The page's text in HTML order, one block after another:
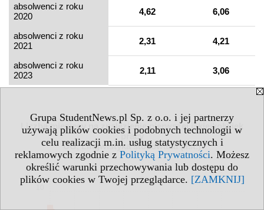
Grupa StudentNews.pl Sp. z o.o. i jej partnerzy
używają plików cookies i podobnych technologii w
celu realizacji m.in. usług statystycznych i
reklamowych zgodnie z Polityką Prywatności. Możesz
określić warunki przechowywania lub dostępu do
plików cookies w Twojej przeglądarce. [ZAMKNIJ]
absolwenci z roku
2020
4,62 6,06
absolwenci z roku
2021
2,31 4,21
absolwenci z roku
2023
2,11 3,06
Liczba miesięcy na znalezienie pierwszej jakiejkolwiek
pracy
UG, Lingwistyka stosowana (IIst.)
15